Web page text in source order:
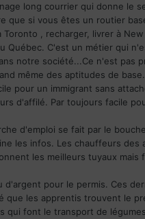
long courrier qui donne le
que si vous êtes un routier
Toronto , recharger, livrer à
Québec. C'est un métier qui
notre société...Ce n'est pas
même des aptitudes de
pour un immigrant sans
d'affilé. Par toujours facile
d'emploi se fait par le
les infos. Les chauffeurs des
les meilleurs tuyaux mais
d'argent pour le permis. Ces
que les apprentis trouvent le
qui font le transport de